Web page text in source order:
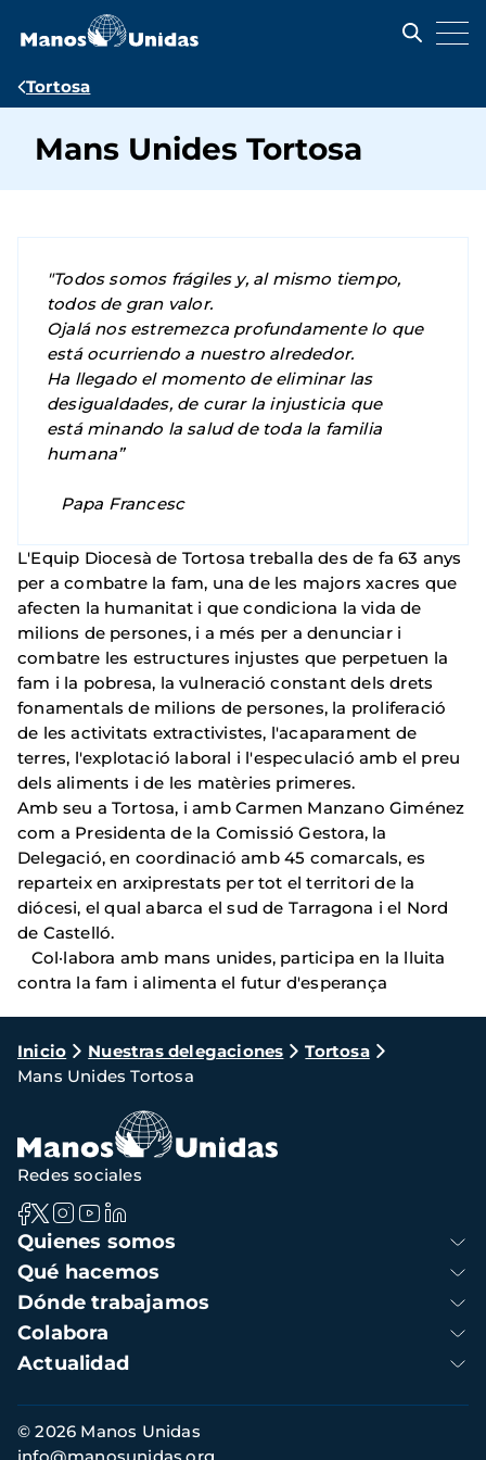
contenido
Ruta
navegación
Tortosa
Mans Unides Tortosa
"Todos somos frágiles y, al mismo tiempo,
todos de gran valor.
Ojalá nos estremezca profundamente lo que
está ocurriendo a nuestro alrededor.
Ha llegado el momento de eliminar las
desigualdades, de curar la injusticia que
está minando la salud de toda la familia
humana”
Papa Francesc
L'Equip Diocesà de Tortosa treballa des de fa 63 anys
per a combatre la fam, una de les majors xacres que
afecten la humanitat i que condiciona la vida de
milions de persones, i a més per a denunciar i
combatre les estructures injustes que perpetuen la
fam i la pobresa, la vulneració constant dels drets
fonamentals de milions de persones, la proliferació
de les activitats extractivistes, l'acaparament de
terres, l'explotació laboral i l'especulació amb el preu
dels aliments i de les matèries primeres.
Amb seu a Tortosa, i amb Carmen Manzano Giménez
com a Presidenta de la Comissió Gestora, la
Delegació, en coordinació amb 45 comarcals, es
reparteix en arxiprestats per tot el territori de la
diócesi, el qual abarca el sud de Tarragona i el Nord
de Castelló.
Col·labora amb mans unides, participa en la lluita
contra la fam i alimenta el futur d'esperança
Ruta
de
navegación
Inicio Nuestras delegaciones
Tortosa
Mans Unides Tortosa
Navegación
principal
Quienes somos
Qué hacemos
Dónde trabajamos
Colabora
Actualidad
Redes sociales
Información
de
© 2026 Manos Unidas